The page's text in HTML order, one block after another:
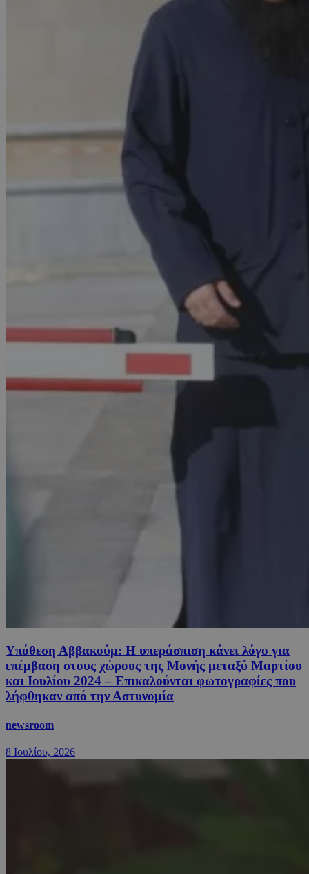
Υπόθεση Αββακούμ: Η υπεράσπιση κάνει λόγο για
επέμβαση στους χώρους της Μονής μεταξύ Μαρτίου
και Ιουλίου 2024 – Επικαλούνται φωτογραφίες που
λήφθηκαν από την Αστυνομία
newsroom
8 Ιουλίου, 2026